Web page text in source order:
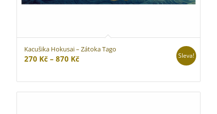
Kacušika Hokusai – Zátoka Tago
270 Kč – 870 KčRozpětí
270 Kč
až
Sleva!